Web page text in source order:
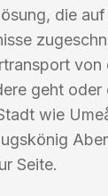
die
von
geht oder
wie
Seite.